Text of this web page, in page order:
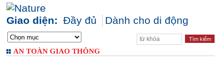
Giao diện: Đầy đủ Dành cho di động
AN TOÀN GIAO THÔNG